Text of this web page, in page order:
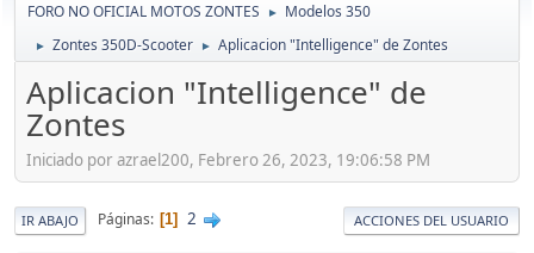
FORO NO OFICIAL MOTOS ZONTES ► Modelos 350
► Zontes 350D-Scooter ► Aplicacion "Intelligence" de Zontes
Aplicacion "Intelligence" de
Zontes
Iniciado por azrael200, Febrero 26, 2023, 19:06:58 PM
IR ABAJO Páginas 1 2 ACCIONES DEL USUARIO